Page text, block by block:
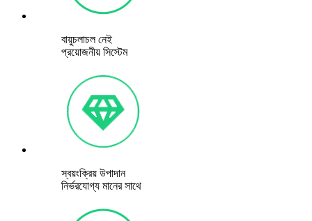
বায়ুচলাচল নেই
প্রয়োজনীয় সিস্টেম
স্বয়ংক্রিয় উপাদান
নির্ভরযোগ্য মানের সাথে